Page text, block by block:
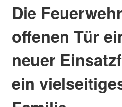
Die
offenen Tür
neuer
ein